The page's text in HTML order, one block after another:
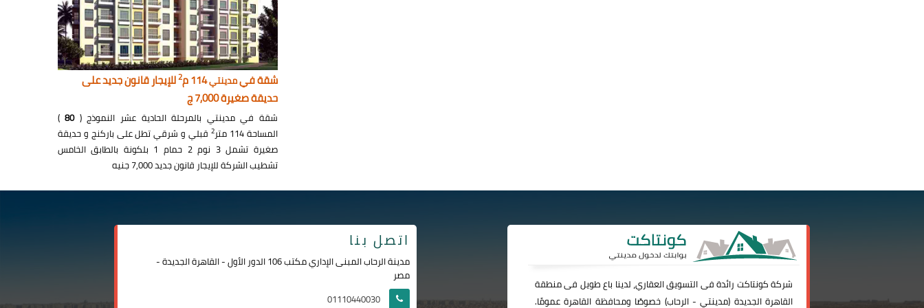
شقة فيمدينتي114 م 2للإيجار قانون جديد على
حديقة صغيرة 7,000 ج
شقة في مدينتي بالمرحلة الحادية عشر النموذج (80
)
المساحة 114 متر
2قبلي و شرقي تطل على باركنج و حديقة
صغيرة تشمل 3 نوم 2 حمام 1 بلكونة بالطابق الخامس
تشطيب الشركة للإيجار قانون جديد 7,000 جنيه
شركةكونتاكت رائدة فى التسويق العقاري، لدينا باع طويل فى منطقة
القاهرة الجديدة (مدينتي-الرحاب) خصوصًا ومحافظة القاهرة عمومًا.
اتصل بنا
مدينة الرحاب المبنى الإداري مكتب 106 الدور الأول - القاهرة الجديدة -
مصر
01110440030